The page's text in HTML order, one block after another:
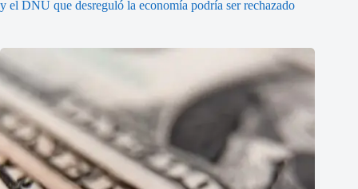
y el DNU que desreguló la economía podría ser rechazado